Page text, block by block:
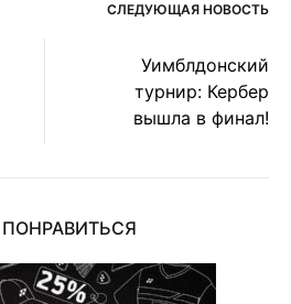
СЛЕДУЮЩАЯ НОВОСТЬ
Уимблдонский
турнир: Кербер
вышла в финал!